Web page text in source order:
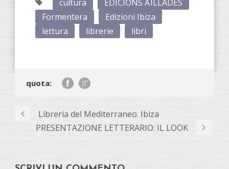
cultura
EDICIONS AÏLLADES
Formentera
Edizioni Ibiza
lettura
librerie libri
quota:
Libreria del Mediterraneo. Ibiza
PRESENTAZIONE LETTERARIO: IL LOOK